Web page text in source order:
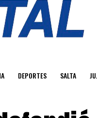
DEPORTES SALTA